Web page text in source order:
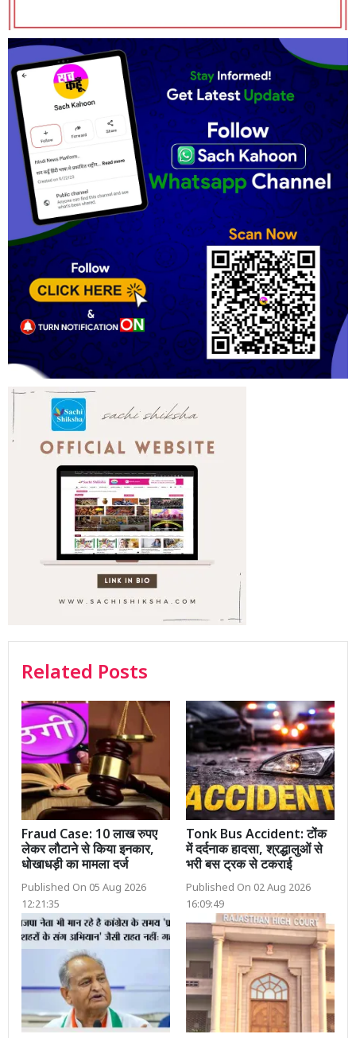
Related Posts
Fraud Case: 10 लाख रुपए
लेकर लौटाने से किया इनकार,
धोखाधड़ी का मामला दर्ज
Published On 05 Aug 2026
12:21:35
Tonk Bus Accident: टोंक
में दर्दनाक हादसा, श्रद्धालुओं से
भरी बस ट्रक से टकराई
Published On 02 Aug 2026
16:09:49